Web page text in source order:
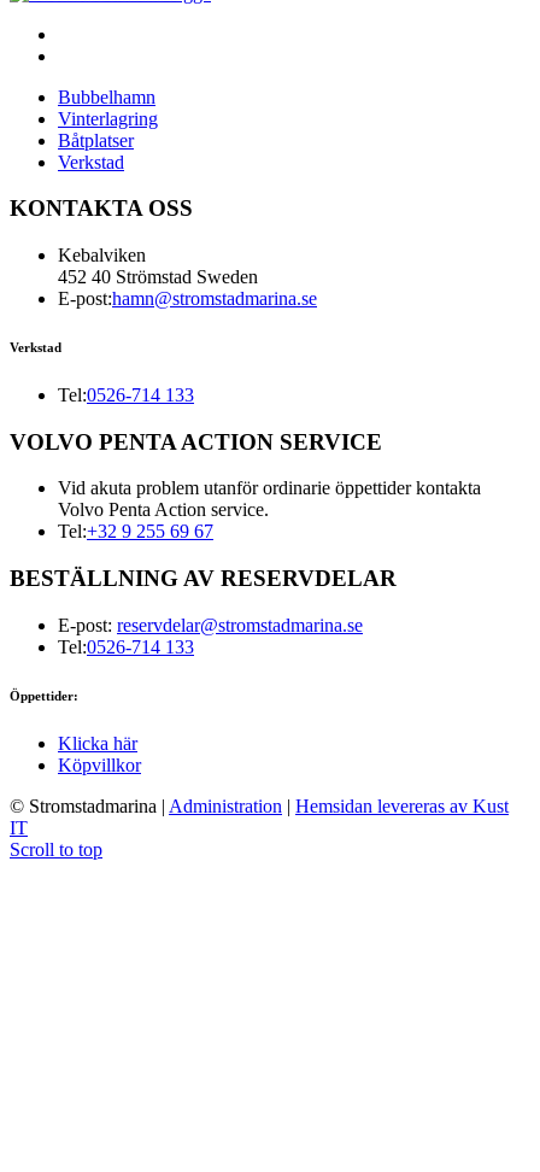
Bubbelhamn
Vinterlagring
Båtplatser
Verkstad
KONTAKTA OSS
Kebalviken
452 40 Strömstad Sweden
E-post:hamn@stromstadmarina.se
Verkstad
Tel:0526-714 133
VOLVO PENTA ACTION SERVICE
Vid akuta problem utanför ordinarie öppettider kontakta
Volvo Penta Action service.
Tel:+32 9 255 69 67
BESTÄLLNING AV RESERVDELAR
E-post: reservdelar@stromstadmarina.se
Tel:0526-714 133
Öppettider:
Klicka här
Köpvillkor
© Stromstadmarina | Administration | Hemsidan levereras av Kust
IT
Scroll to top